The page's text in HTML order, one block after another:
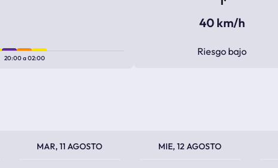
20:00a02:00
40 km/h
Riesgo bajo
MAR, 11 AGOSTO MIE, 12 AGOSTO